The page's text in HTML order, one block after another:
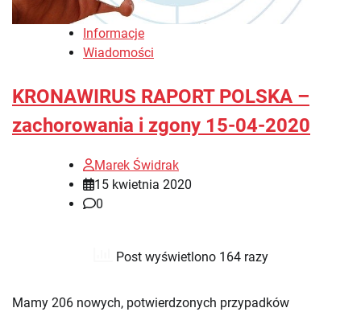
Informacje
Wiadomości
KRONAWIRUS RAPORT POLSKA –
zachorowania i zgony 15-04-2020
Marek Świdrak
15 kwietnia 2020
0
Post wyświetlono 164 razy
Mamy 206 nowych, potwierdzonych przypadków